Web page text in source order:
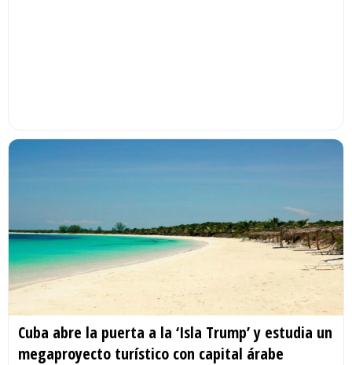
Cuba abre la puerta a la ‘Isla Trump’ y estudia un
megaproyecto turístico con capital árabe